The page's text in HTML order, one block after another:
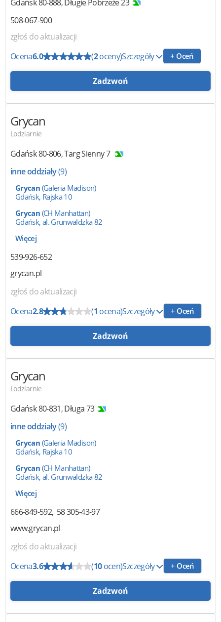
Gdańsk80-888,Długie Pobrzeże 23
508-067-900
zgłoś do aktualizacji
Ocena6.0 (2oceny)Szczegóły + Oceń
Zadzwoń
Grycan
Lodziarnie
Gdańsk80-806,Targ Sienny 7
inne oddziały(9)
Grycan (Galeria Madison)
Gdańsk, Rajska 10
Grycan (CH Manhattan)
Gdańsk, al. Grunwaldzka 82
Więcej
539-926-652
grycan.pl
zgłoś do aktualizacji
Ocena2.8 (1 ocena)Szczegóły + Oceń
Zadzwoń
Grycan
Lodziarnie
Gdańsk80-831,Długa 73
inne oddziały(9)
Grycan (Galeria Madison)
Gdańsk, Rajska 10
Grycan (CH Manhattan)
Gdańsk, al. Grunwaldzka 82
Więcej
666-849-592 58 305-43-97
www.grycan.pl
zgłoś do aktualizacji
Ocena3.6 (10ocen)Szczegóły + Oceń
Zadzwoń